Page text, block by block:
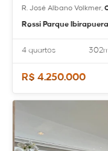
R. José Albano Volkmer,
Rossi Parque Ibirapuera
4 quartos
R$ 4.250.000